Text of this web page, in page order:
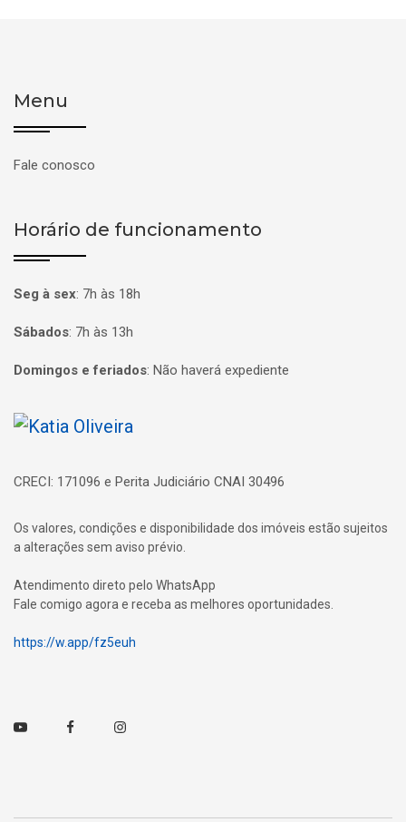
Menu
Fale conosco
Horário de funcionamento
Seg à sex: 7h às 18h
Sábados: 7h às 13h
Domingos e feriados: Não haverá expediente
Página inicial
CRECI: 171096 e Perita Judiciário CNAI 30496
Os valores, condições e disponibilidade dos imóveis estão sujeitos
a alterações sem aviso prévio.
Atendimento direto pelo WhatsApp
Fale comigo agora e receba as melhores oportunidades.
https://w.app/fz5euh
Youtube FacebookInstagram